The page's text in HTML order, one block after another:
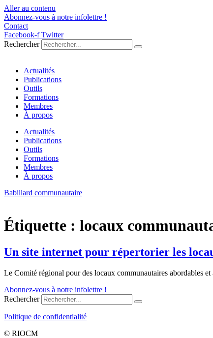
Aller au contenu
Abonnez-vous à notre infolettre !
Contact
Facebook-f Twitter
Rechercher
Actualités
Publications
Outils
Formations
Membres
À propos
Actualités
Publications
Outils
Formations
Membres
À propos
Babillard communautaire
Étiquette : locaux
Un site internet pour répertorier les
Le Comité régional pour des locaux communautaires abordables
Abonnez-vous à notre infolettre !
Rechercher
Politique de confidentialité
© RIOCM